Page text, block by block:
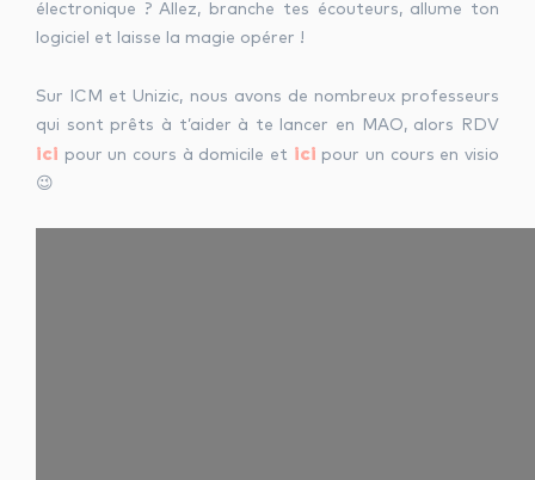
électronique ? Allez, branche tes écouteurs, allume ton
logiciel et laisse la magie opérer !
Sur ICM et Unizic, nous avons de nombreux professeurs
qui sont prêts à t’aider à te lancer en MAO, alors RDV
ici pour un cours à domicile et ici pour un cours en visio
😉